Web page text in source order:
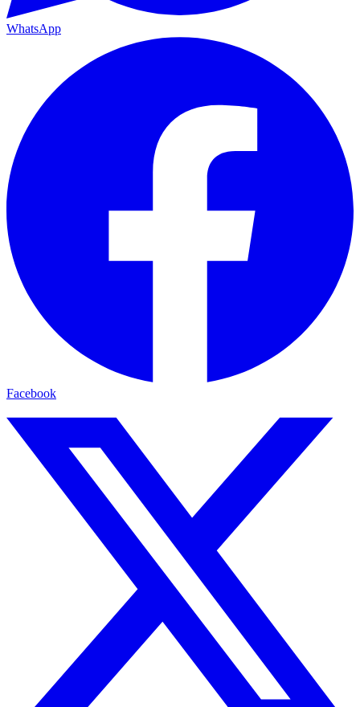
WhatsApp
Facebook